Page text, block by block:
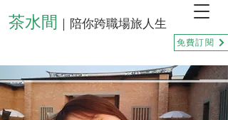
茶水間 ｜陪你跨職場旅人生
免費訂閱